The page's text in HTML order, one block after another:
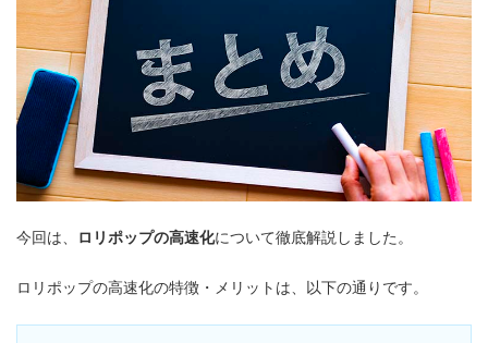
今回は、 ロリポップの高速化について徹底解説しました。
ロリポップの高速化の特徴・メリットは、以下の通りです。